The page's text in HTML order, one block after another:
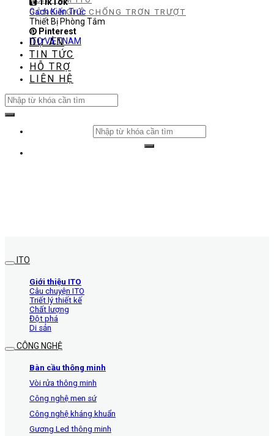
CÔNG NGHỆ CHỐNG TRƠN TRƯỢT
DỰ ÁN
TIN TỨC
HỖ TRỢ
LIÊN HỆ
Search
for:
Search
for:
TikTok
Gạch Kiến Trúc
Thiết Bị Phòng Tắm
Pinterest
ITO VIETNAM
ITO
Giới thiệu ITO
Câu chuyện ITO
Triết lý thiết kế
Chất lượng
Đột phá
Di sản
CÔNG NGHỆ
Bàn cầu thông minh
Vòi rửa thông minh
Công nghệ men sứ
Công nghệ kháng khuẩn
Gương Led thông minh